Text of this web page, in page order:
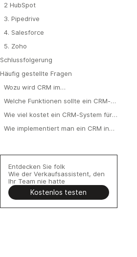
2 HubSpot
3. Pipedrive
4. Salesforce
5. Zoho
Schlussfolgerung
Häufig gestellte Fragen
Wozu wird CRM im
Welche Funktionen sollte ein CRM-
Wie viel kostet ein CRM-System für
Wie implementiert man ein CRM in
Entdecken Sie folk
Wie der Verkaufsassistent, den
Ihr Team nie hatte
Kostenlos testen